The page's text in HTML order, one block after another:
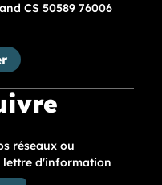
CS 50589 76006
Rouen Normandie :
réseaux ou
lettre d'information